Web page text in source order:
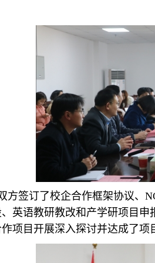
方签订了校企合作框架协议、
英语教研教改和产学研项目
项目开展深入探讨并达成了项